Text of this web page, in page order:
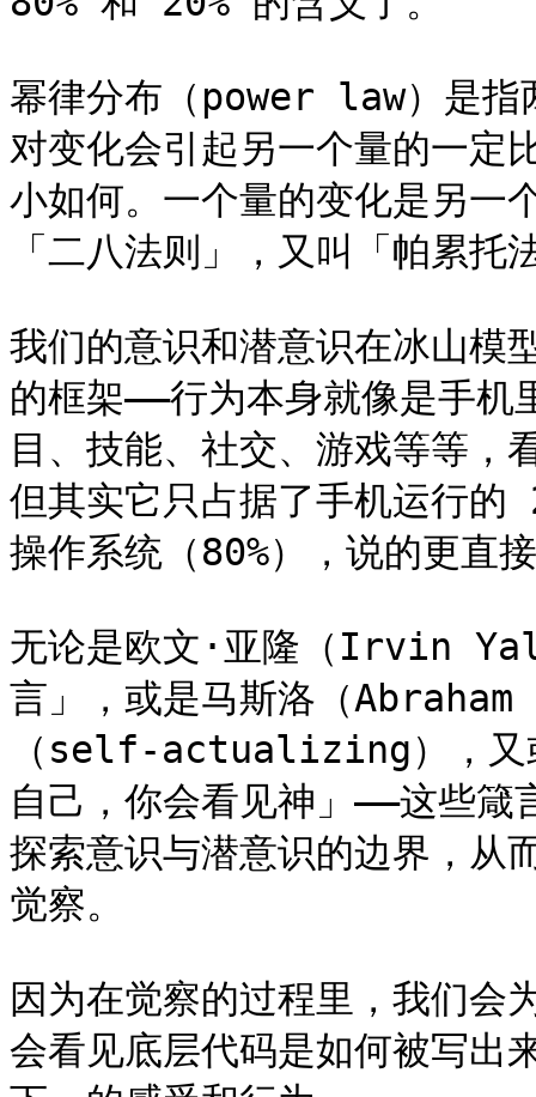
幂律分布（power law）是指
对变化会引起另一个量的一定
小如何。一个量的变化是另一
「二八法则」，又叫「帕累托
我们的意识和潜意识在冰山模
的框架——行为本身就像是手
目、技能、社交、游戏等等，
但其实它只占据了手机运行的
操作系统（80%），说的更直
无论是欧文·亚隆（Irvin
言」，或是马斯洛（
（self-actualizing），又或
自己，你会看见神」——这些箴
探索意识与潜意识的边界，从
觉察。
因为在觉察的过程里，我们会
会看见底层代码是如何被写出